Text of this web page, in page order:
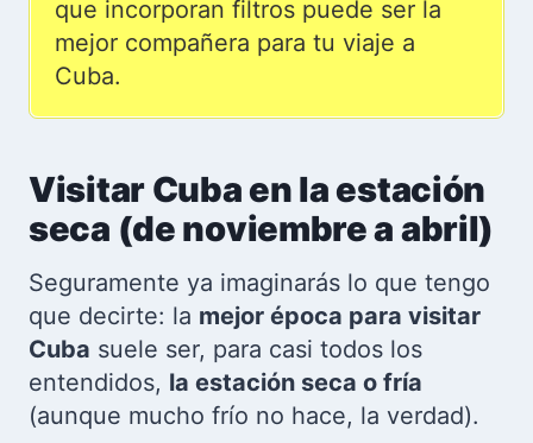
que incorporan filtros puede ser la
mejor compañera para tu viaje a
Cuba.
Visitar Cuba en la estación
seca (de noviembre a abril)
Seguramente ya imaginarás lo que tengo
que decirte: la mejor época para visitar
Cuba suele ser, para casi todos los
entendidos, la estación seca o fría
(aunque mucho frío no hace, la verdad).